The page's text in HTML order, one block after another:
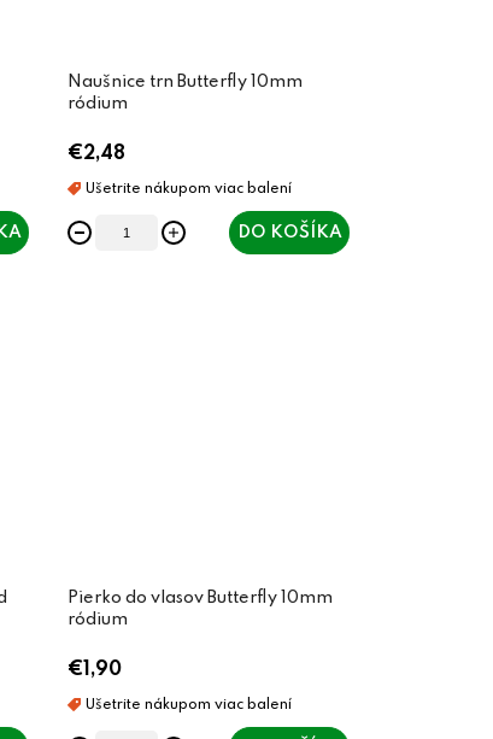
Naušnice trn Butterfly 10mm
ródium
€2,48
DO KOŠÍKA
Pierko do vlasov Butterfly 10mm
ródium
€1,90